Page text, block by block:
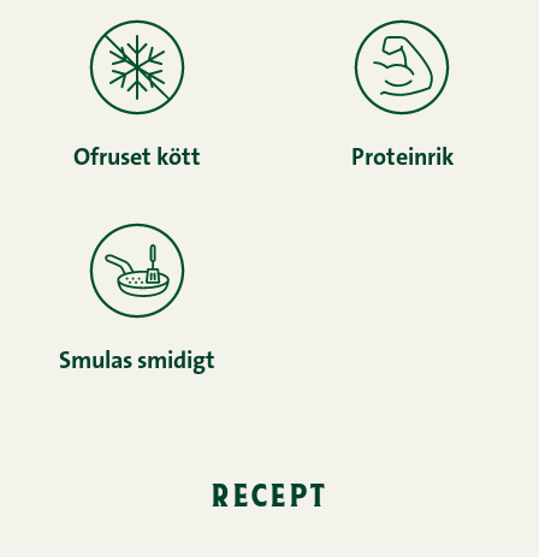
Ofruset kött Proteinrik
Smulas smidigt
recept